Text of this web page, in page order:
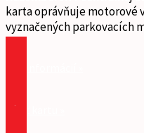
karta oprávňuje motorové
vyznačených parkovacích
kúpiť kartu »